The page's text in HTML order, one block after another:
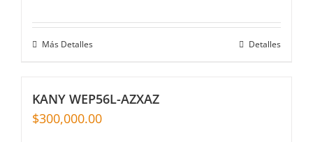
Más Detalles Detalles
KANY WEP56L-AZXAZ
$300,000.00